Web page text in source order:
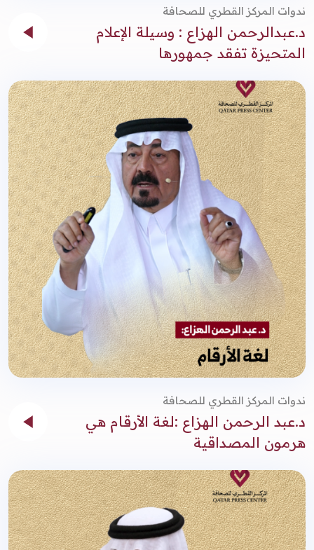
ندوات المركز القطري للصحافة
د.عبدالرحمن الهزاع : وسيلة الإعلام
المتحيزة تفقد جمهورها
ندوات المركز القطري للصحافة
د.عبد الرحمن الهزاع :لغة الأرقام هي
هرمون المصداقية